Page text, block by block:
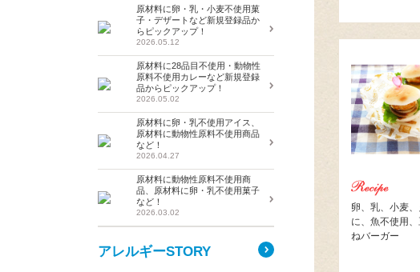
卵、乳、小麦
に、魚不使用、
ねバーガー
原材料に卵・乳・小麦不使用菓
子・デザートなど新規登録品か
らピックアップ！
2026.05.12
原材料に28品目不使用・動物性
原料不使用カレーなど新規登録
品からピックアップ！
2026.05.02
原材料に卵・乳不使用アイス、
原材料に動物性原料不使用商品
など！
2026.04.27
原材料に動物性原料不使用商
品、原材料に卵・乳不使用菓子
など！
2026.03.02
アレルギーSTORY